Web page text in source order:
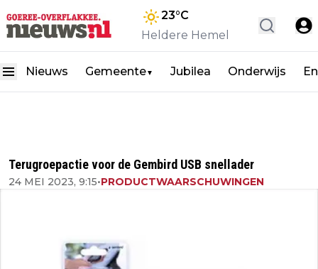
23°C
Heldere Hemel
Nieuws Gemeente▼ Jubilea Onderwijs
Terugroepactie voor de Gembird USB snellader
24 MEI 2023, 9:15•PRODUCTWAARSCHUWINGEN